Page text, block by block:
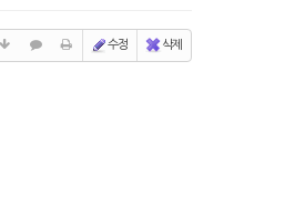
수정 삭제